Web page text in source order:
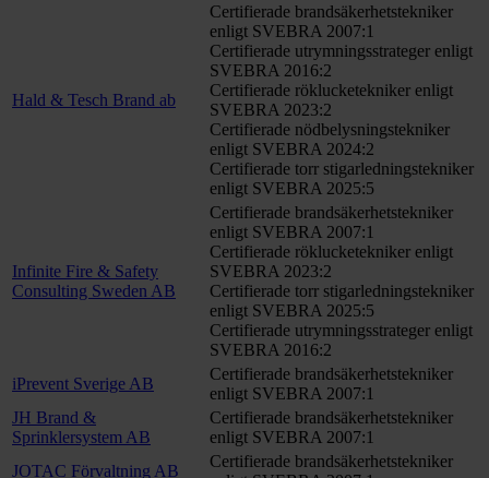
Hald & Tesch Brand ab
Certifierade brandsäkerhetstekniker
enligt SVEBRA 2007:1
Certifierade utrymningsstrateger enligt
SVEBRA 2016:2
Certifierade röklucketekniker enligt
SVEBRA 2023:2
Certifierade nödbelysningstekniker
enligt SVEBRA 2024:2
Certifierade torr stigarledningstekniker
enligt SVEBRA 2025:5
Infinite Fire & Safety
Consulting Sweden AB
Certifierade brandsäkerhetstekniker
enligt SVEBRA 2007:1
Certifierade röklucketekniker enligt
SVEBRA 2023:2
Certifierade torr stigarledningstekniker
enligt SVEBRA 2025:5
Certifierade utrymningsstrateger enligt
SVEBRA 2016:2
iPrevent Sverige AB
Certifierade brandsäkerhetstekniker
enligt SVEBRA 2007:1
JH Brand &
Sprinklersystem AB
Certifierade brandsäkerhetstekniker
enligt SVEBRA 2007:1
JOTAC Förvaltning AB
Certifierade brandsäkerhetstekniker